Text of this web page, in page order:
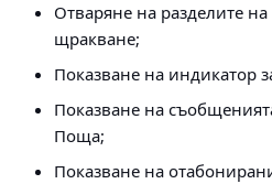
Отваряне на разделите
щракване;
Показване на индикатор
Показване на
Поща;
Показване на